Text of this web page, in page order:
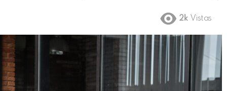
2k Vistas